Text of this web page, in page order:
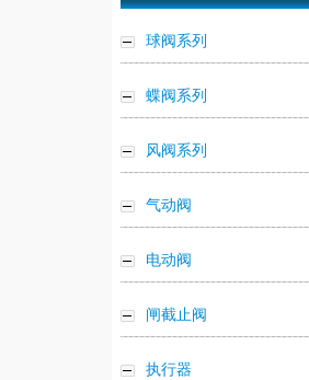
球阀系列
蝶阀系列
风阀系列
气动阀
电动阀
闸截止阀
执行器